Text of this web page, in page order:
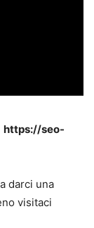
https://seo-
darci una
visitaci